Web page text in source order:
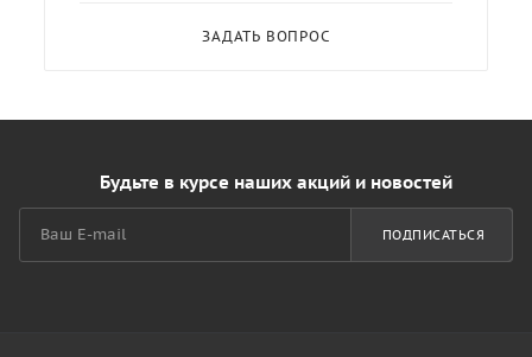
ЗАДАТЬ ВОПРОС
Будьте в курсе наших акций и новостей
ПОДПИСАТЬСЯ